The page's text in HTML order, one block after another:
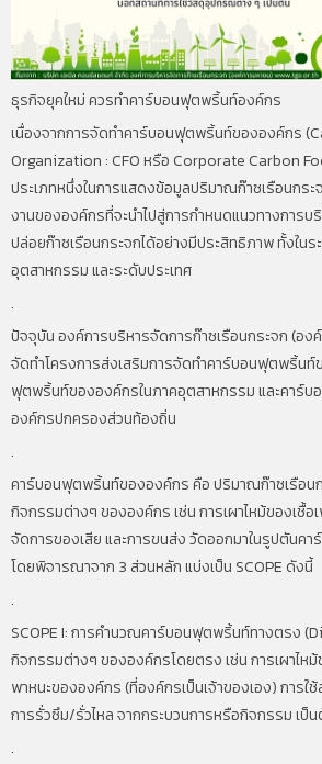
ธุรกิจยุคใหม่ ควรทำคาร์บอนฟุตพริ้นท์องค์กร
เนื่องจากการจัดทำคาร์บอนฟุตพริ้นท์ขององค์กร
Organization : CFO หรือ Corporate Carbon
ประเภทหนึ่งในการแสดงข้อมูลปริมาณก๊าซเรือนกระ
งานขององค์กรที่จะนำไปสู่การกำหนดแนวทางการบ
ปล่อยก๊าซเรือนกระจกได้อย่างมีประสิทธิภาพ ทั้งในร
อุตสาหกรรม และระดับประเทศ
.
ปัจจุบัน องค์การบริหารจัดการก๊าซเรือนกระจก (อง
จัดทำโครงการส่งเสริมการจัดทำคาร์บอนฟุตพริ้น
ฟุตพริ้นท์ขององค์กรในภาคอุตสาหกรรม และคาร์
องค์กรปกครองส่วนท้องถิ่น
.
คาร์บอนฟุตพริ้นท์ขององค์กร คือ ปริมาณก๊าซเรือน
กิจกรรมต่างๆ ขององค์กร เช่น การเผาไหม้ของเชื้อ
จัดการของเสีย และการขนส่ง วัดออกมาในรูปตันคา
โดยพิจารณาจาก 3 ส่วนหลัก แบ่งเป็น SCOPE ดังนี้
.
SCOPE I: การคำนวณคาร์บอนฟุตพริ้นท์ทางตรง
กิจกรรมต่างๆ ขององค์กรโดยตรง เช่น การเผาไห
พาหนะขององค์กร (ที่องค์กรเป็นเจ้าของเอง) การใช้
การรั่วซึม/รั่วไหล จากกระบวนการหรือกิจกรรม เป็
.